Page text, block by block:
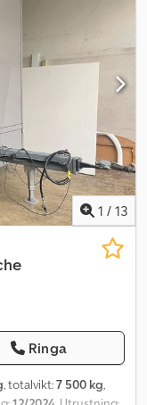
1 / 13
Ringa
, totalvikt:7 500 kg,